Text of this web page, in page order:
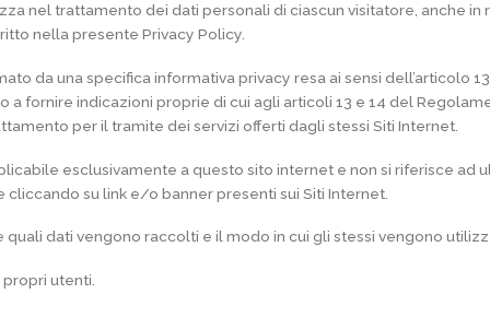
nel trattamento dei dati personali di ciascun visitatore, anche
nella presente Privacy Policy.
da una specifica informativa privacy resa ai sensi dell’articolo
fornire indicazioni proprie di cui agli articoli 13 e 14 del
per il tramite dei servizi offerti dagli stessi Siti Internet.
esclusivamente a questo sito internet e non si riferisce
su link e/o banner presenti sui Siti Internet.
dati vengono raccolti e il modo in cui gli stessi vengono
utenti.